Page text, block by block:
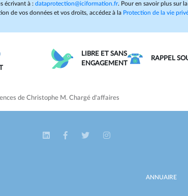
écrivant à :dataprotection@iciformation.fr. Pour en savoir plus sur la
de vos données et vos droits, accédez à la Protection de la vie
LIBRE ET SANS
ENGAGEMENT
RAPPEL
de Christophe M. Chargé d'affaires
ANNUAIRE